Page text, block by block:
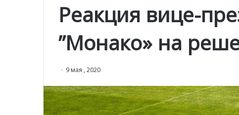
Реакция вице-
”Монако» на
9 мая , 2020